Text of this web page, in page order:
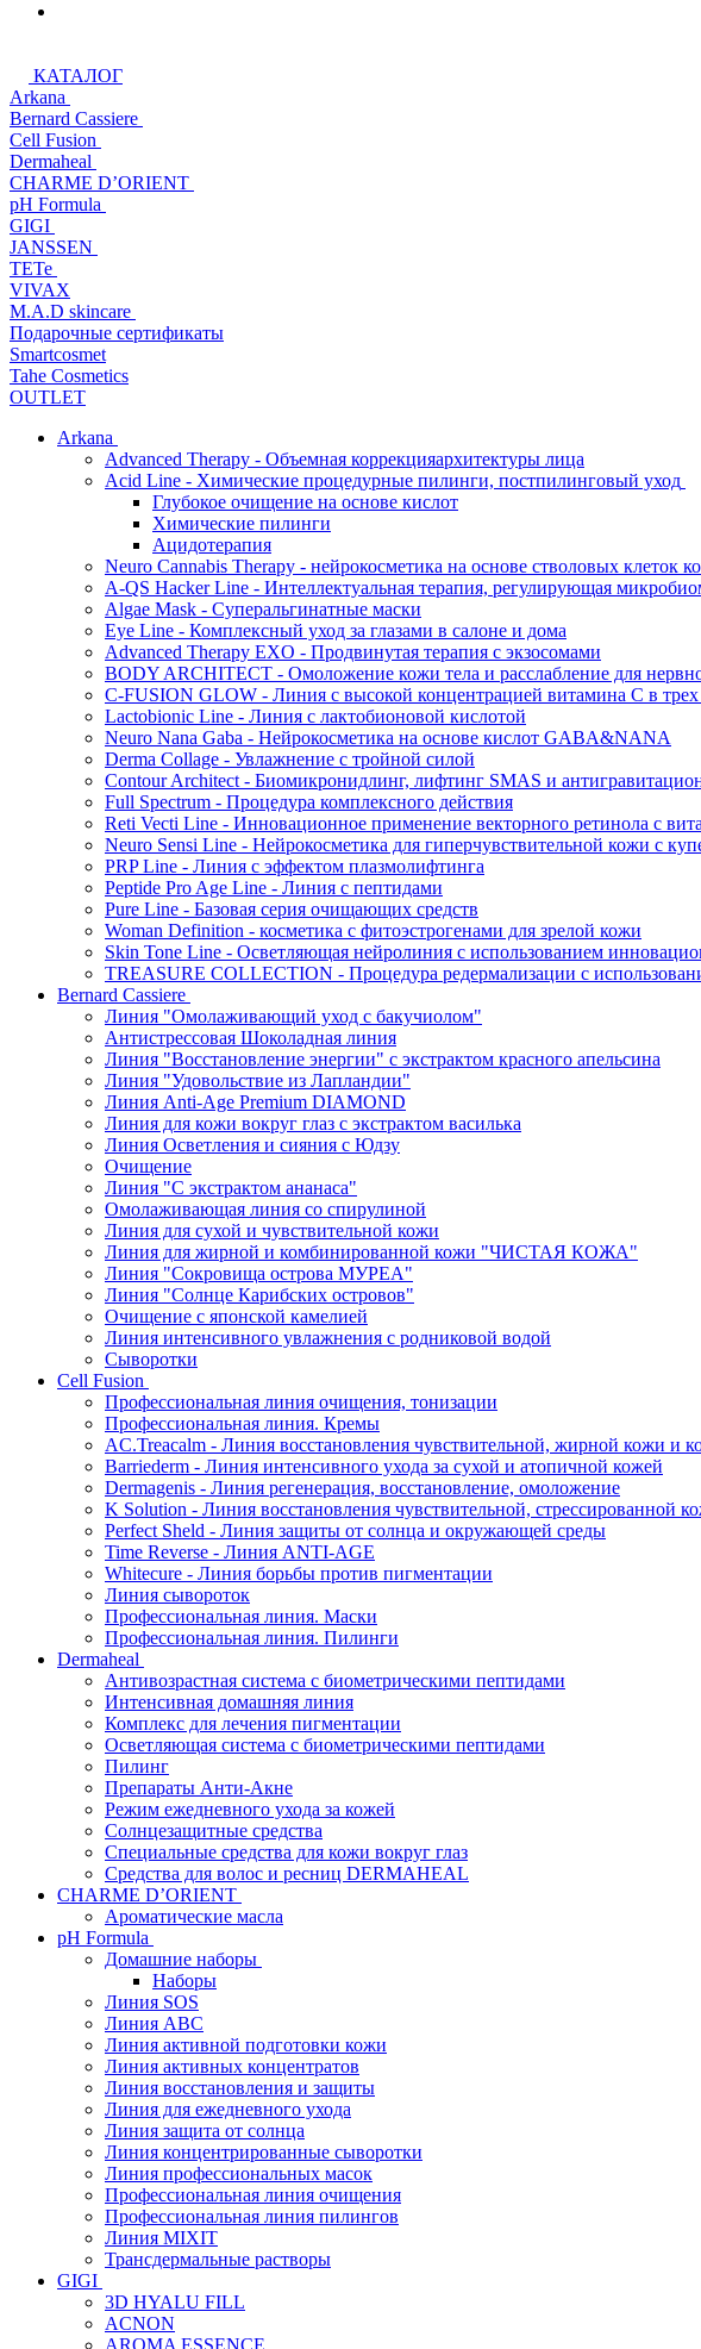
КАТАЛОГ
Arkana
Bernard Cassiere
Cell Fusion
Dermaheal
CHARME D’ORIENT
pH Formula
GIGI
JANSSEN
TETe
VIVAX
M.A.D skincare
Подарочные сертификаты
Smartcosmet
Tahe Cosmetics
OUTLET
Arkana
Advanced Therapy - Объемная коррекцияархитектуры лица
Acid Line - Химические процедурные пилинги, постпилинговый уход
Глубокое очищение на основе кислот
Химические пилинги
Ацидотерапия
Neuro Cannabis Therapy - нейрокосметика на основе стволовых клеток
A-QS Hacker Line - Интеллектуальная терапия, регулирующая
Algae Mask - Суперальгинатные маски
Eye Line - Комплексный уход за глазами в салоне и дома
Advanced Therapy EXO - Продвинутая терапия с экзосомами
BODY ARCHITECT - Омоложение кожи тела и расслабление для
C-FUSION GLOW - Линия с высокой концентрацией витамина C в
Lactobionic Line - Линия с лактобионовой кислотой
Neuro Nana Gaba - Нейрокосметика на основе кислот GABA&NANA
Derma Collage - Увлажнение с тройной силой
Contour Architect - Биомикронидлинг, лифтинг SMAS и
Full Spectrum - Процедура комплексного действия
Reti Vecti Line - Инновационное применение векторного ретинола с
Neuro Sensi Line - Нейрокосметика для гиперчувствительной кожи с
PRP Line - Линия с эффектом плазмолифтинга
Peptide Pro Age Line - Линия с пептидами
Pure Line - Базовая серия очищающих средств
Woman Definition - косметика с фитоэстрогенами для зрелой кожи
Skin Tone Line - Осветляющая нейролиния с использованием
TREASURE COLLECTION - Процедура редермализации с
Bernard Cassiere
Линия "Омолаживающий уход с бакучиолом"
Антистрессовая Шоколадная линия
Линия "Восстановление энергии" с экстрактом красного апельсина
Линия "Удовольствие из Лапландии"
Линия Anti-Age Premium DIAMOND
Линия для кожи вокруг глаз с экстрактом василька
Линия Осветления и сияния с Юдзу
Очищение
Линия "С экстрактом ананаса"
Омолаживающая линия со спирулиной
Линия для сухой и чувствительной кожи
Линия для жирной и комбинированной кожи "ЧИСТАЯ КОЖА"
Линия "Сокровища острова МУРЕА"
Линия "Солнце Карибских островов"
Очищение с японской камелией
Линия интенсивного увлажнения с родниковой водой
Сыворотки
Cell Fusion
Профессиональная линия очищения, тонизации
Профессиональная линия. Кремы
AC.Treacalm - Линия восстановления чувствительной, жирной кожи и
Barriederm - Линия интенсивного ухода за сухой и атопичной кожей
Dermagenis - Линия регенерация, восстановление, омоложение
K Solution - Линия восстановления чувствительной, стрессированной
Perfect Sheld - Линия защиты от солнца и окружающей среды
Time Reverse - Линия ANTI-AGE
Whitecure - Линия борьбы против пигментации
Линия сывороток
Профессиональная линия. Маски
Профессиональная линия. Пилинги
Dermaheal
Антивозрастная система с биометрическими пептидами
Интенсивная домашняя линия
Комплекс для лечения пигментации
Осветляющая система с биометрическими пептидами
Пилинг
Препараты Анти-Акне
Режим ежедневного ухода за кожей
Солнцезащитные средства
Специальные средства для кожи вокруг глаз
Средства для волос и ресниц DERMAHEAL
CHARME D’ORIENT
Ароматические масла
pH Formula
Домашние наборы
Наборы
Линия SOS
Линия АВС
Линия активной подготовки кожи
Линия активных концентратов
Линия восстановления и защиты
Линия для ежедневного ухода
Линия защита от солнца
Линия концентрированные сыворотки
Линия профессиональных масок
Профессиональная линия очищения
Профессиональная линия пилингов
Линия MIXIT
Трансдермальные растворы
GIGI
3D HYALU FILL
ACNON
AROMA ESSENCE